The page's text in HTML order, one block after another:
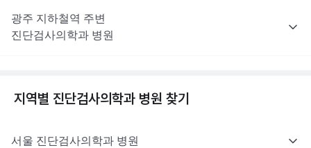
광주 지하철역 주변
진단검사의학과 병원
지역별 진단검사의학과 병원 찾기
서울 진단검사의학과 병원